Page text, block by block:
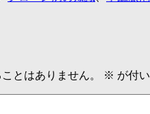
とはありません。 ※ が付